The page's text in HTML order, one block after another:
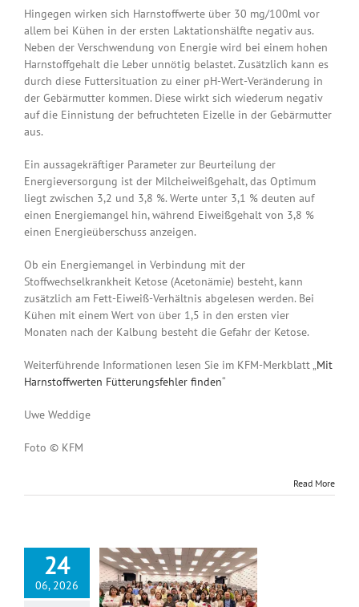
Hingegen wirken sich Harnstoffwerte über 30 mg/100ml vor
allem bei Kühen in der ersten Laktationshälfte negativ aus.
Neben der Verschwendung von Energie wird bei einem hohen
Harnstoffgehalt die Leber unnötig belastet. Zusätzlich kann es
durch diese Futtersituation zu einer pH-Wert-Veränderung in
der Gebärmutter kommen. Diese wirkt sich wiederum negativ
auf die Einnistung der befruchteten Eizelle in der Gebärmutter
aus.
Ein aussagekräftiger Parameter zur Beurteilung der
Energieversorgung ist der Milcheiweißgehalt, das Optimum
liegt zwischen 3,2 und 3,8 %. Werte unter 3,1 % deuten auf
einen Energiemangel hin, während Eiweißgehalt von 3,8 %
einen Energieüberschuss anzeigen.
Ob ein Energiemangel in Verbindung mit der
Stoffwechselkrankheit Ketose (Acetonämie) besteht, kann
zusätzlich am Fett-Eiweiß-Verhältnis abgelesen werden. Bei
Kühen mit einem Wert von über 1,5 in den ersten vier
Monaten nach der Kalbung besteht die Gefahr der Ketose.
Weiterführende Informationen lesen Sie im KFM-Merkblatt „Mit
Harnstoffwerten Fütterungsfehler finden“
Uwe Weddige
Foto © KFM
Read More
24
06, 2026
Zukunft der
wächst dort,